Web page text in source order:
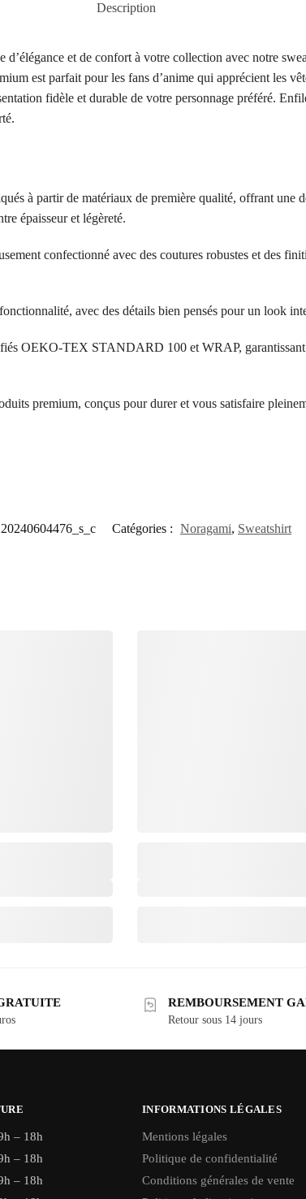
Description
et de confort à votre collection avec notre
est parfait pour les fans d’anime qui apprécient les
fidèle et durable de votre personnage préféré.
à partir de matériaux de première qualité, offrant une
épaisseur et légèreté.
confectionné avec des coutures robustes et des
avec des détails bien pensés pour un look
OEKO-TEX STANDARD 100 et WRAP, garantissant
premium, conçus pour durer et vous satisfaire
20240604476_s_c Catégories : Noragami, Sweatshirt
REMBOURSEMENT
Retour sous 14 jours
– 18h
– 18h
– 18h
INFORMATIONS LÉGALES
Mentions légales
Politique de confidentialité
Conditions générales de vente